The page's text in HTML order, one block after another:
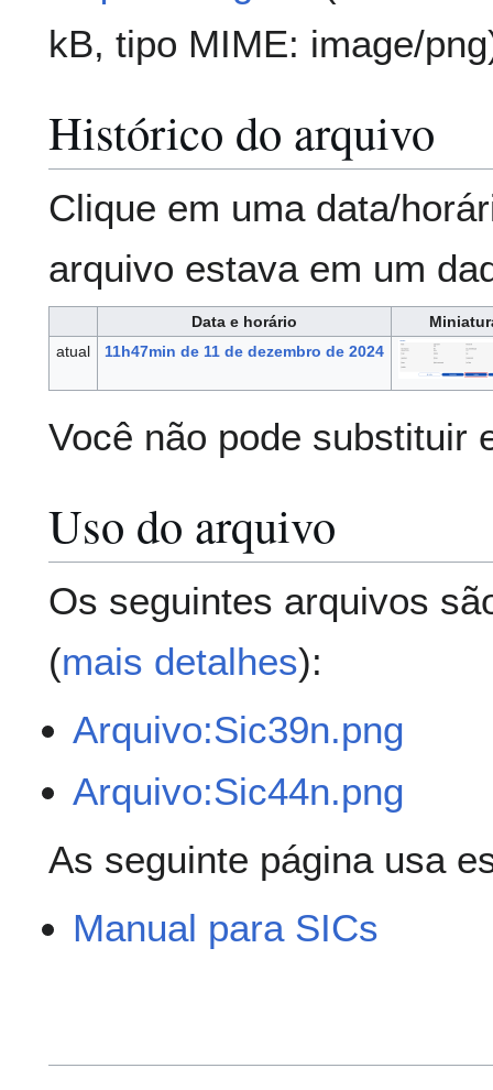
kB, tipo MIME: image/png
Histórico do arquivo
Clique em uma data/
arquivo estava em um
Data e horário
atual
11h47min de 11 de dezembro de 2024
Você não pode substituir
Uso do arquivo
Os seguintes arquivos
(mais detalhes):
Arquivo:Sic39n.png
Arquivo:Sic44n.png
As seguinte página usa
Manual para SICs